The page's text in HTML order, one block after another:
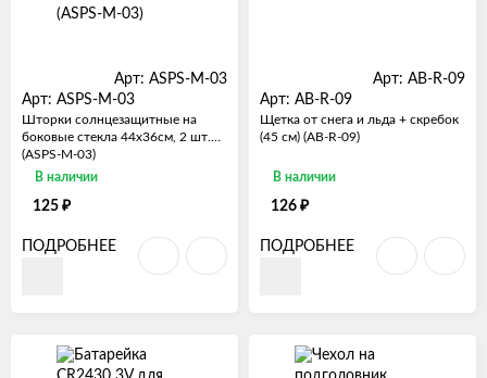
Арт: ASPS-M-03
Арт: ASPS-M-03
Шторки солнцезащитные на
боковые стекла 44х36см, 2 шт.
(ASPS-M-03)
В наличии
125 ₽
ПОДРОБНЕЕ
Арт: AB-R-09
Арт: AB-R-09
Щетка от снега и льда + скребок
(45 см) (AB-R-09)
В наличии
126 ₽
ПОДРОБНЕЕ